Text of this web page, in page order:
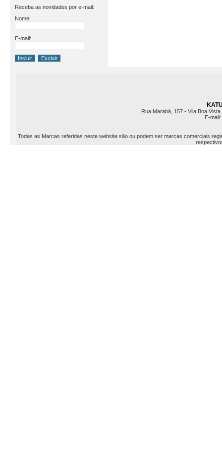
Receba as novidades por e-mail:
Nome:
E-mail:
Rua Marabá, 157 - Vila Boa
E-mail:
Todas as Marcas referidas neste website são ou podem ser marcas comerciais